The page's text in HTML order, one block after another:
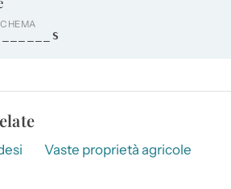
Vaste proprietà agricole